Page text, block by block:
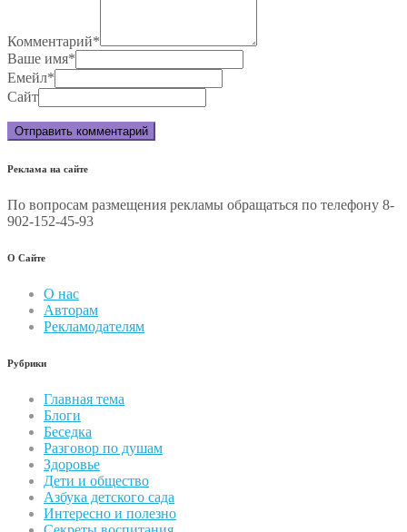
Комментарий*
Ваше имя*
Емейл*
Сайт
Реклама на сайте
По вопросам размещения рекламы обращаться по телефону 8-
902-152-45-93
О Сайте
О нас
Авторам
Рекламодателям
Рубрики
Главная тема
Блоги
Беседка
Разговор по душам
Здоровье
Дети и общество
Азбука детского сада
Интересно и полезно